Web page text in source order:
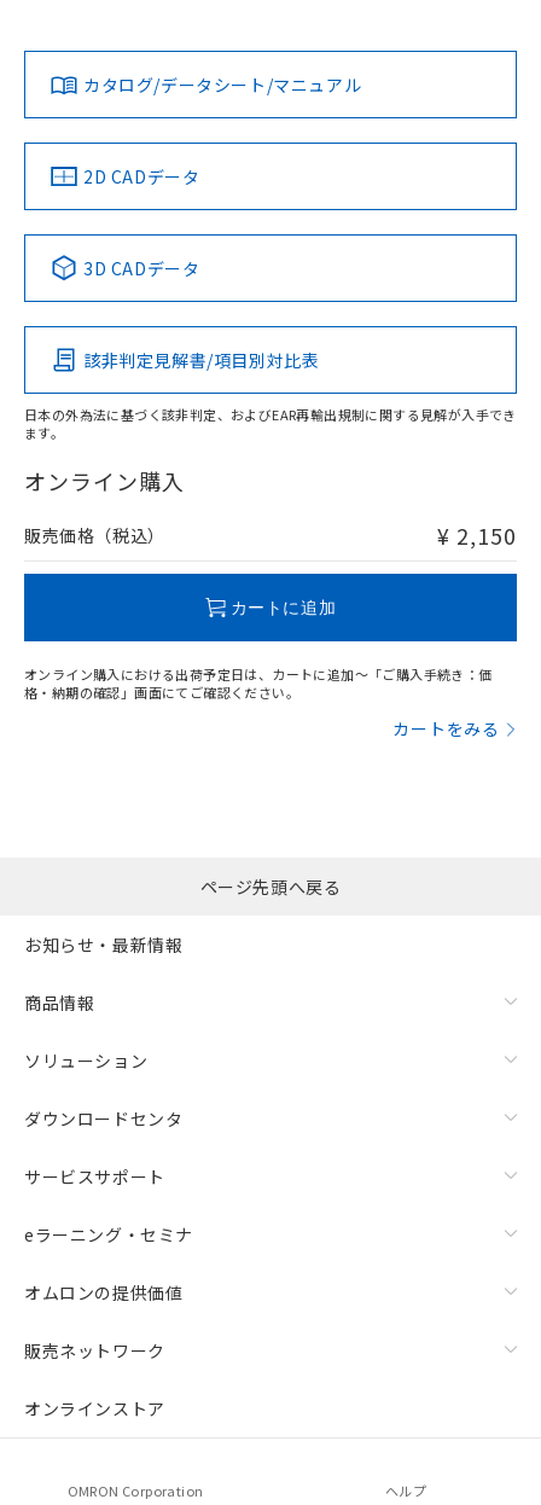
ダウンロードデータをご利用いただく前に、以下を必ずお読
みください。
ソフトウェアの使用条件
対応済み
中国 RoHS 注意事項・凡例
Pb Hg Cd Cr(VI)
O
在庫等で未対応品が混在する可能性があります。
問い合わせください。
カタログ/データシート/マニュアル
2D CADデータ
3D CADデータ
該非判定見解書/項目別対比表
日本の外為法に基づく該非判定、およびEAR再輸出規制に関する見解が入手でき
ます。
オンライン購入
販売価格（税込） ¥ 2,150
カートに追加
オンライン購入における出荷予定日は、カートに追加～「ご購入手続き：価
格・納期の確認」画面にてご確認ください。
カートをみる
ページ先頭へ戻る
お知らせ・最新情報
商品情報
ソリューション
ダウンロードセンタ
サービスサポート
eラーニング・セミナ
オムロンの提供価値
販売ネットワーク
オンラインストア
OMRON Corporation ヘルプ